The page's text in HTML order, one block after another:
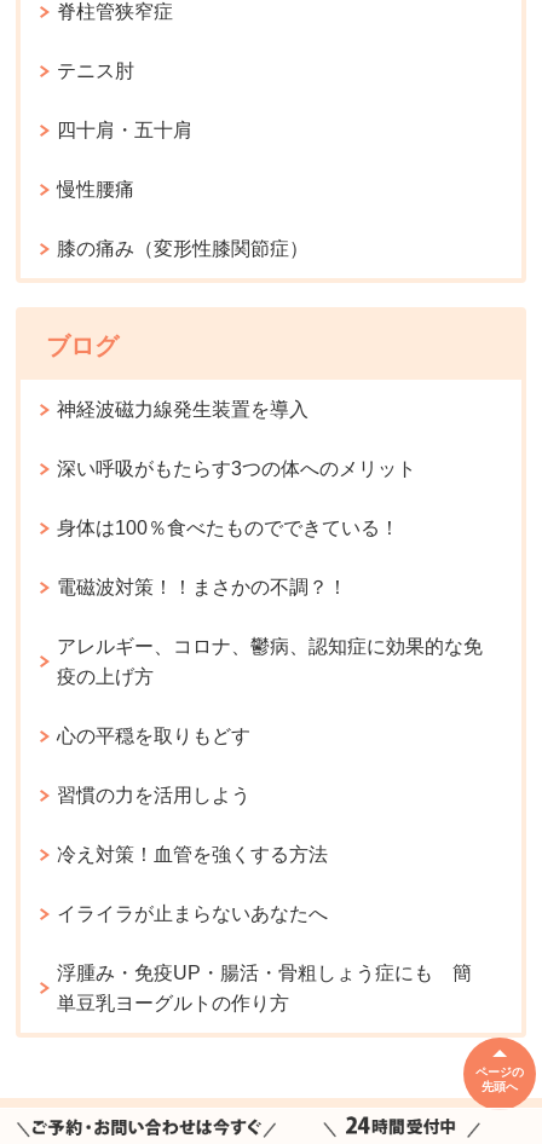
脊柱管狭窄症
テニス肘
四十肩・五十肩
慢性腰痛
膝の痛み（変形性膝関節症）
ブログ
神経波磁力線発生装置を導入
深い呼吸がもたらす3つの体へのメリット
身体は100％食べたものでできている！
電磁波対策！！まさかの不調？！
アレルギー、コロナ、鬱病、認知症に効果的な免
疫の上げ方
心の平穏を取りもどす
習慣の力を活用しよう
冷え対策！血管を強くする方法
イライラが止まらないあなたへ
浮腫み・免疫UP・腸活・骨粗しょう症にも 簡
単豆乳ヨーグルトの作り方
ページの
先頭へ